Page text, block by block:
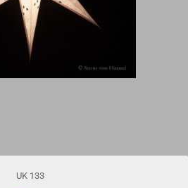
UK 133